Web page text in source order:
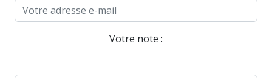
Votre note :